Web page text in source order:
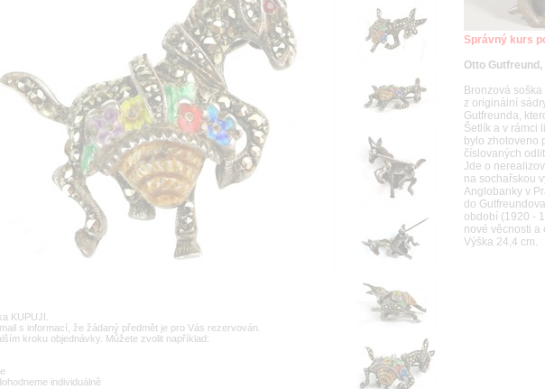
KUPUJI.
s informací, že žádaný předmět je pro Vás rezervován.
kroku objednávky. Můžete zvolit například:
individuálně
Správný kurs
Otto
Bronzová
z originální
Gutfreunda,
Šetlík a v rámci
bylo zhotoveno
číslovaných
Jde o
na sochařskou
Anglobanky v
do
období (1920 -
nové věcnosti a
Výška 24,4 cm.